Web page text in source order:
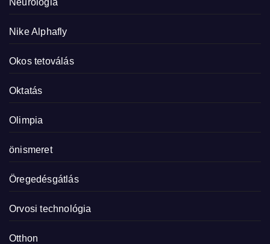
Neurológia
Nike Alphafly
Okos tetoválás
Oktatás
Olimpia
önismeret
Öregedésgátlás
Orvosi technológia
Otthon